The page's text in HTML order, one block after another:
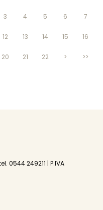
3 4 5 6 7
12 13 14 15 16
20 21 22 > >>
0544 249211 | P.IVA